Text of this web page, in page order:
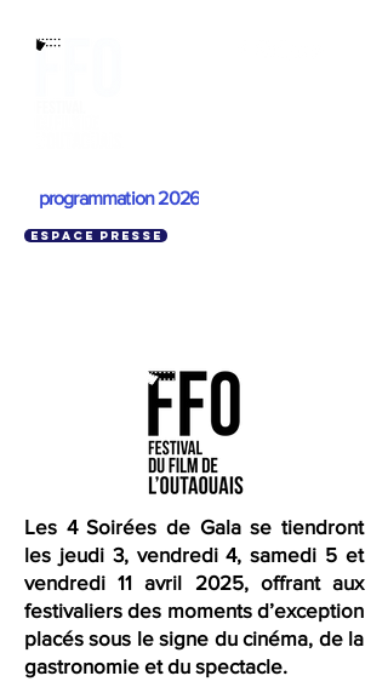
programmation 2026
Espace presse
Les 4 Soirées de Gala se tiendront
les jeudi 3, vendredi 4, samedi 5 et
vendredi 11 avril 2025, offrant aux
festivaliers des moments d’exception
placés sous le signe du cinéma, de la
gastronomie et du spectacle.